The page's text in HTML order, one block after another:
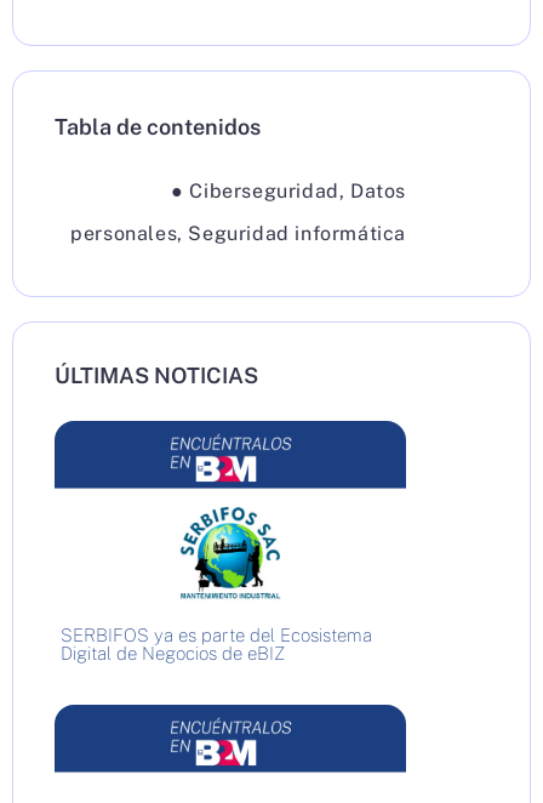
Tabla de contenidos
● Ciberseguridad , Datos
personales, Seguridad informática
ÚLTIMAS NOTICIAS
SERBIFOS ya es parte del Ecosistema
Digital de Negocios de eBIZ